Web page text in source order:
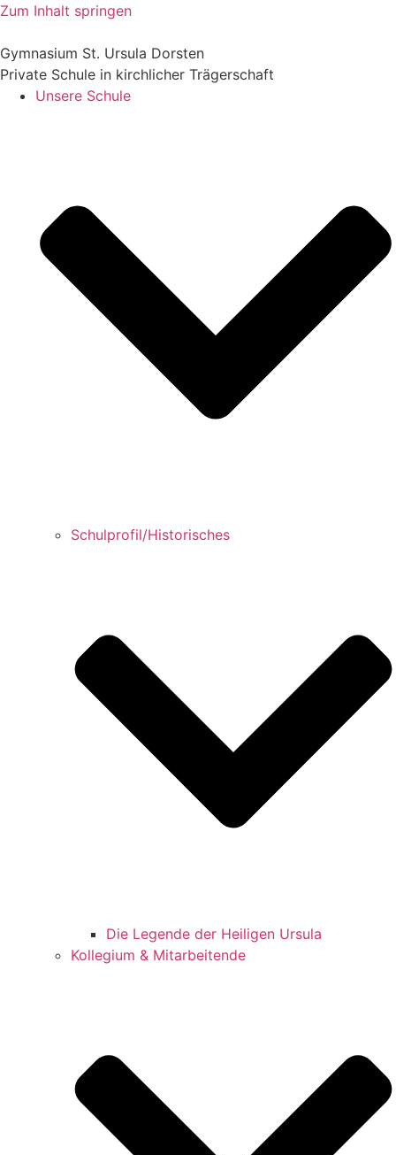
Zum Inhalt springen
Gymnasium St. Ursula Dorsten
Private Schule in kirchlicher Trägerschaft
Unsere Schule
Schulprofil/Historisches
Die Legende der Heiligen Ursula
Kollegium & Mitarbeitende